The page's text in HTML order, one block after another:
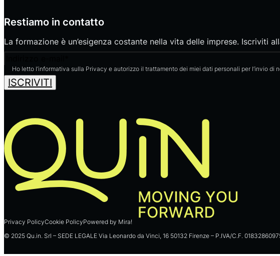
Restiamo in contatto
La formazione è un’esigenza costante nella vita delle imprese.
Ho letto l’informativa sulla Privacy e autorizzo il trattamento dei miei dati personali per l’invio
ISCRIVITI
Privacy PolicyCookie PolicyPowered by Mira!
© 2025 Qu.in. Srl – SEDE LEGALE Via Leonardo da Vinci, 16 50132 Firenze – P.IVA/C.F.